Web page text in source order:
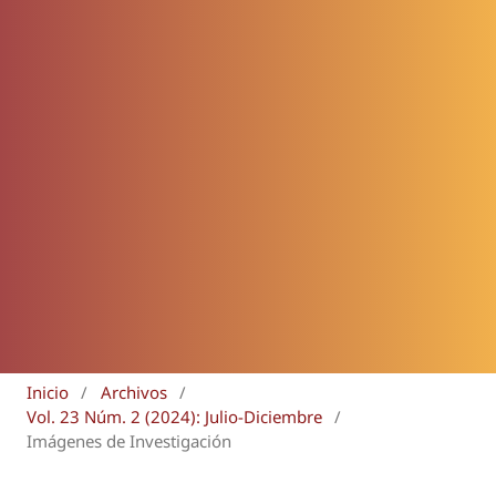
Inicio / Archivos /
Vol. 23 Núm. 2 (2024): Julio-Diciembre /
Imágenes de Investigación